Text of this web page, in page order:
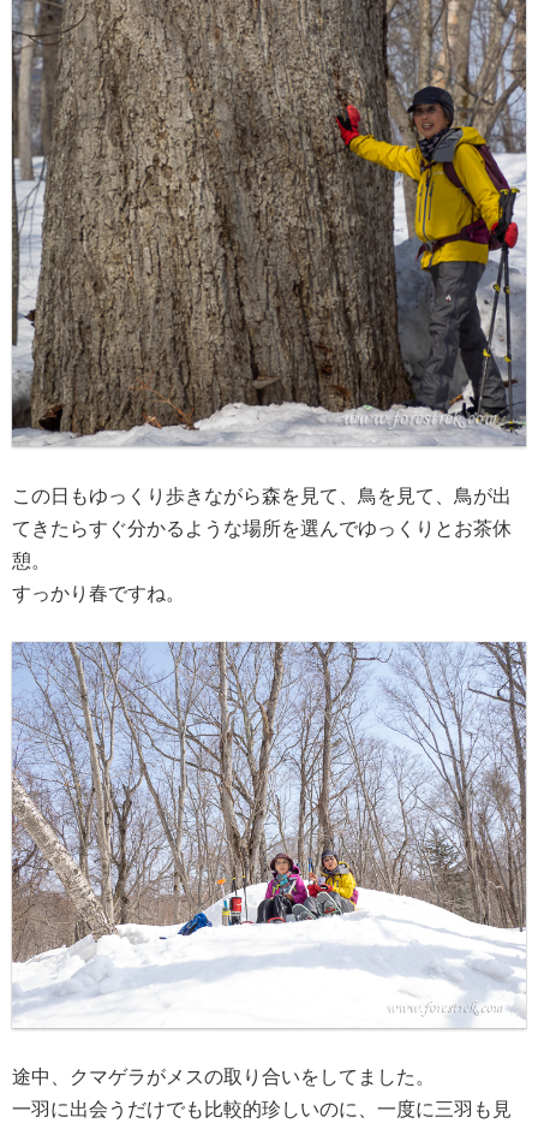
この日もゆっくり歩きながら森を見て、鳥を見て、鳥が出
てきたらすぐ分かるような場所を選んでゆっくりとお茶休
憩。
すっかり春ですね。
途中、クマゲラがメスの取り合いをしてました。
一羽に出会うだけでも比較的珍しいのに、一度に三羽も見